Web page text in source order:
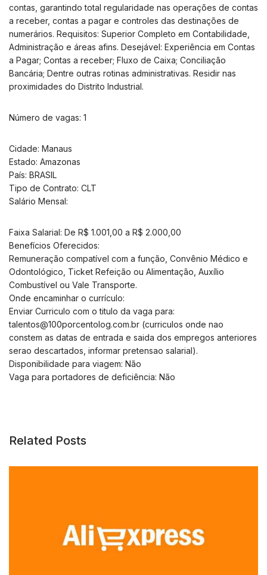
contas, garantindo total regularidade nas operações de contas
a receber, contas a pagar e controles das destinações de
numerários. Requisitos: Superior Completo em Contabilidade,
Administração e áreas afins. Desejável: Experiência em Contas
a Pagar; Contas a receber; Fluxo de Caixa; Conciliação
Bancária; Dentre outras rotinas administrativas. Residir nas
proximidades do Distrito Industrial.
Número de vagas: 1
Cidade: Manaus
Estado: Amazonas
País: BRASIL
Tipo de Contrato: CLT
Salário Mensal:
Faixa Salarial: De R$ 1.001,00 a R$ 2.000,00
Benefícios Oferecidos:
Remuneração compatível com a função, Convênio Médico e
Odontológico, Ticket Refeição ou Alimentação, Auxílio
Combustível ou Vale Transporte.
Onde encaminhar o currículo:
Enviar Curriculo com o titulo da vaga para:
talentos@100porcentolog.com.br (curriculos onde nao
constem as datas de entrada e saida dos empregos anteriores
serao descartados, informar pretensao salarial).
Disponibilidade para viagem: Não
Vaga para portadores de deficiência: Não
Related Posts